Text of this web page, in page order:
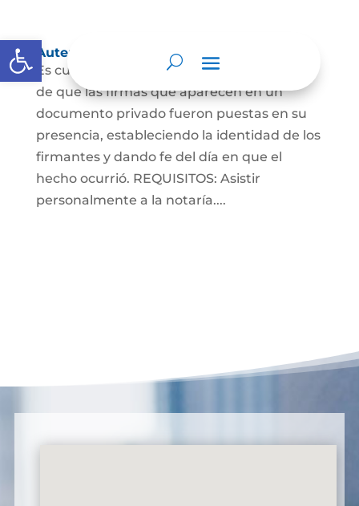
Abrir barra de herramientas
Autenticaciones
Es cuando el notario da testimonio escrito
de que las firmas que aparecen en un
documento privado fueron puestas en su
presencia, estableciendo la identidad de los
firmantes y dando fe del día en que el
hecho ocurrió. REQUISITOS: Asistir
personalmente a la notaría....